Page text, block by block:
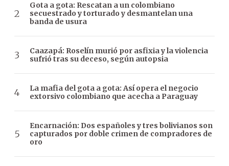
Gota a gota: Rescatan a un colombiano
secuestrado y torturado y desmantelan una
banda de usura
Caazapá: Roselín murió por asfixia y la violencia
sufrió tras su deceso, según autopsia
La mafia del gota a gota: Así opera el negocio
extorsivo colombiano que acecha a Paraguay
Encarnación: Dos españoles y tres bolivianos son
capturados por doble crimen de compradores de
oro